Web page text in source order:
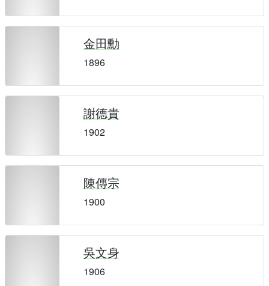
金田勳
1896
謝德貴
1902
陳傳宗
1900
吳文身
1906